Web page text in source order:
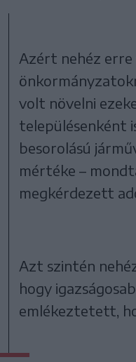
Azért nehéz erre
volt növelni
településenként
besorolású
mértéke –
megkérdezett
Azt szintén
hogy
emlékeztetett,